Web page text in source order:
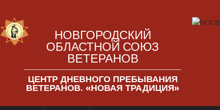
НОВГОРОДСКИЙ
ОБЛАСТНОЙ СОЮЗ
ВЕТЕРАНОВ
ЦЕНТР ДНЕВНОГО ПРЕБЫВАНИЯ
ВЕТЕРАНОВ. «НОВАЯ ТРАДИЦИЯ»